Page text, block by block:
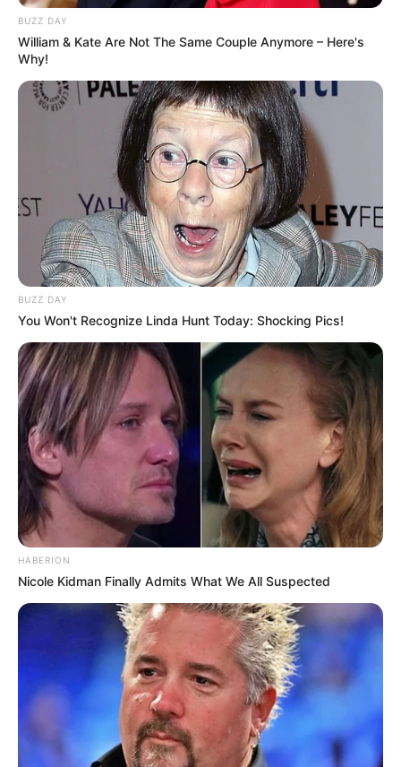
Cosplay Murah Pakai Bahan
Seadanya
Anti Mainstream, 10 Cara
Membawa Barang Belanjaan
Versi Warga Thailand
Langka Banget! 10 Pose Lucu
Katak yang Bikin Ketawa
Gemes
Ambyar! 10 Kalimat Baper
Pakai Bahasa Jawa Ini Bikin
Galau Abis
BUZZ DAY
William & Kate Are Not The Same Couple Anymore – Here's
Why!
BUZZ DAY
You Won't Recognize Linda Hunt Today: Shocking Pics!
HABERION
Nicole Kidman Finally Admits What We All Suspected